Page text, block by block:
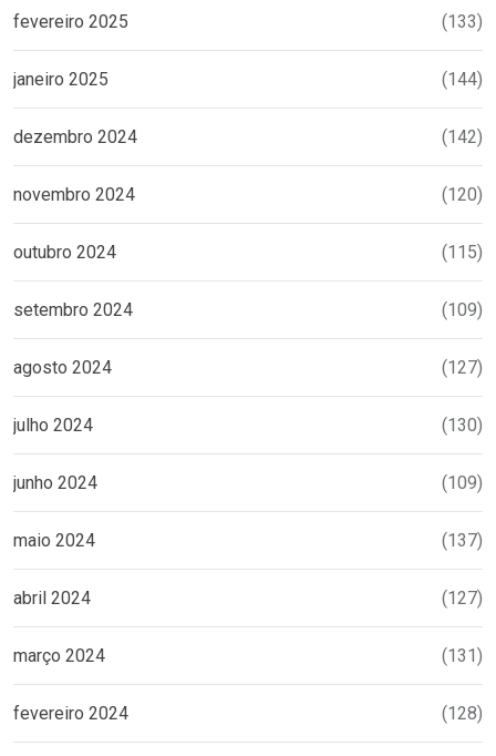
fevereiro 2025 (133)
janeiro 2025 (144)
dezembro 2024 (142)
novembro 2024 (120)
outubro 2024 (115)
setembro 2024 (109)
agosto 2024 (127)
julho 2024 (130)
junho 2024 (109)
maio 2024 (137)
abril 2024 (127)
março 2024 (131)
fevereiro 2024 (128)